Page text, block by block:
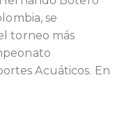
se
torneo más
Acuáticos. En